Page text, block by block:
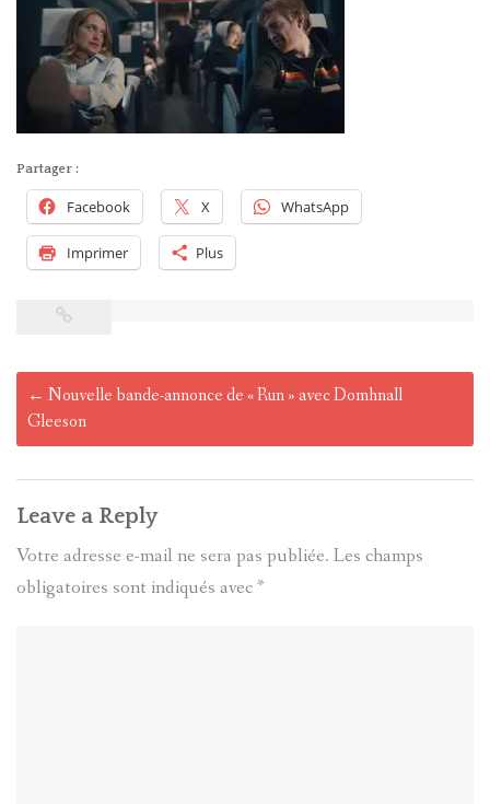
J.K. ROWLING
PRODUITS DÉRIVÉS
A PROPOS
Partager :
Facebook X WhatsApp
Imprimer Plus
Post
navigation
← Nouvelle bande-annonce de « Run » avec Domhnall
Gleeson
Leave a Reply
Votre adresse e-mail ne sera pas publiée. Les champs
obligatoires sont indiqués avec*